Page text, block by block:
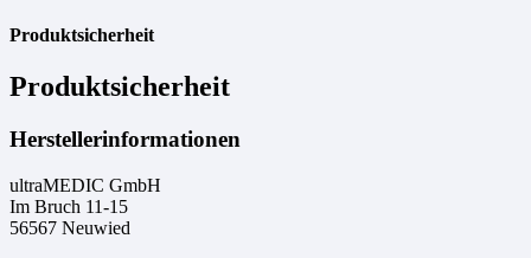
Produktsicherheit
Produktsicherheit
Herstellerinformationen
ultraMEDIC GmbH
Im Bruch 11-15
56567 Neuwied